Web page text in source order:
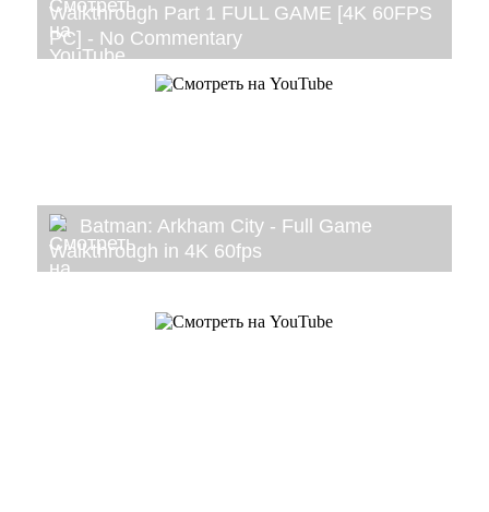
Walkthrough Part 1 FULL GAME [4K 60FPS
PC] - No Commentary
Batman: Arkham City - Full Game
Walkthrough in 4K 60fps